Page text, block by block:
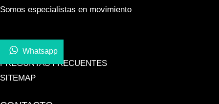
Whatsapp
Somos especialistas en movimiento
PREGUNTAS FRECUENTES
SITEMAP